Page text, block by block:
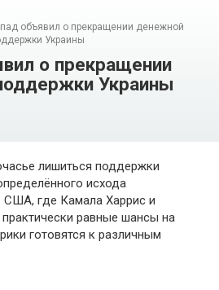
объявил о прекращении денежной
Украины
о прекращении
Украины
лишиться поддержки
исхода
США, где Камала Харрис и
равные шансы на
готовятся к различным